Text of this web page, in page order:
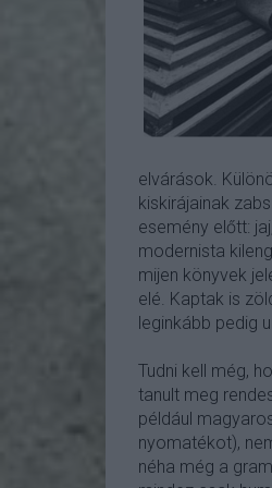
elvárások.
kiskirájainak
esemény előtt:
modernista
mijen könyvek
elé. Kaptak is
leginkább pedig
Tudni kell még,
tanult meg
például
nyomatékot),
néha még a